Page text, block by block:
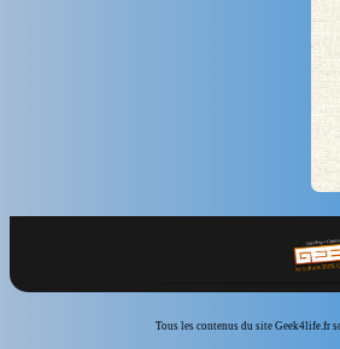
Tous les contenus du site Geek4life.fr